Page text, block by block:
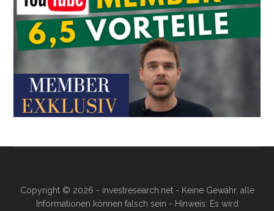
Copyright © 2026 - investresearch.net - Keine Gewähr, alle
Informationen können falsch sein - Hinweis: Es wird